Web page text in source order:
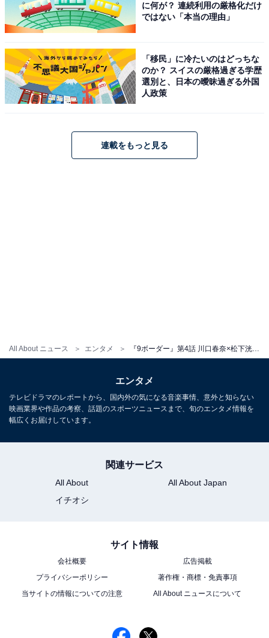
All About ニュース エンタメ
ションが水漏れの被害に遭い、修理の間、七苗とコウタ
ロウが同居することに。さらに賑やかになった“おおば
くのか注目です。
・第1話
編集・ライター歴17年。マンガ、小説、雑誌等の編
集を経てフリーライターに転向後、グルメ、観光、
ドラマレビューを中心に取材・執筆の傍ら、飲食企
業のWeb戦略コンサルティングも行う。
に何が？ 連続利用の厳格化だけ
ではない「本当の理由」
「移民」に冷たいのはどっちな
のか？ スイスの厳格過ぎる学歴
選別と、日本の曖昧過ぎる外国
人政策
連載をもっと見る
エンタメ
テレビドラマのレポートから、国内外の気になる音楽事情、意外と知らない
映画業界や作品の考察、話題のスポーツニュースまで、旬のエンタメ情報を
幅広くお届けしています。
関連サービス
All About
All About Japan
イチオシ
サイト情報
会社概要
広告掲載
プライバシーポリシー
著作権・商標・免責事項
当サイトの情報についての注意
All About ニュースについて